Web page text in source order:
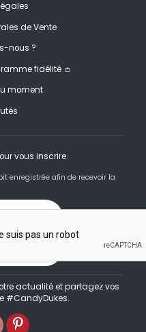
de Vente
nous ?
fidélité 👛
moment
vous inscrire
enregistrée afin de recevoir la
actualité et partagez vos
#CandyDukes.